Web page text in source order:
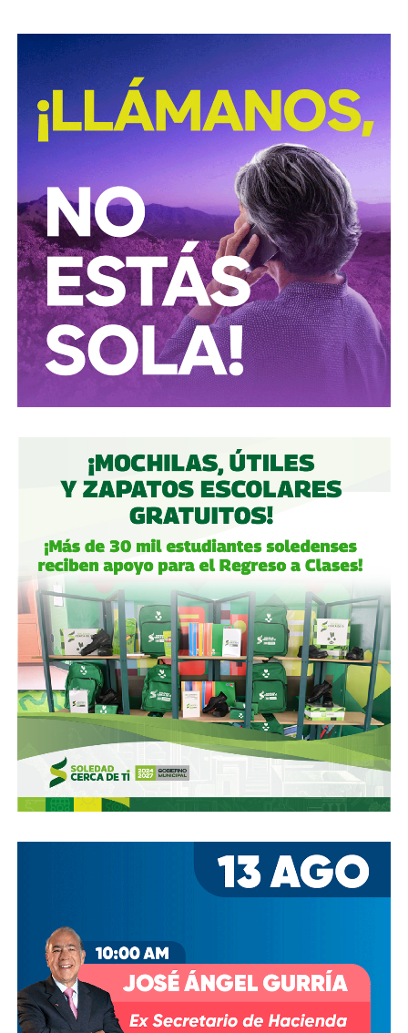
reportaje de investigación para la revistaProceso(15 de
marzo de 2025), con actas de asamblea y registros
públicos, el conglomerado ICA lo controla desde el
rescate financiero de 2016-2018 el financiero
regiomontano David Martínez Guzmán , vía vehículos
de Luxemburgo ligados a su fondo
Fintech Advisory , en
sociedad con
Bernardo Gómez yAlfonso de Angoitia
los dos copresidentes de Grupo Televisa.
La estructura accionaria de ICA Tenedora se ha modificado
con el tiempo: tras la venta a la francesa Vinci, en
diciembre de 2022, de la participación conjunta en Grupo
Aeroportuario Centro Norte (OMA), quedó en30% para
Martínez y 23.95% para cada uno de los dos
ejecutivos de Televisay un 1.2% de Control Empresarial
de Capitales, filial de Grupo Carso de Carlos Slim, es decir,
el propio Slim también tiene una participación minoritaria,
Gómez y De Angoitia han sido por muchos años los
hombre de confianza de Emilio Azcárraga Jean, al
grado que cuando en 2024 este último dio un paso al
costado de la presidencia de Grupo Televisa en medio de
de la FIFA para asegurar los derechos del Mundial, fueron
ellos dos quienes asumieron el puesto de Co-